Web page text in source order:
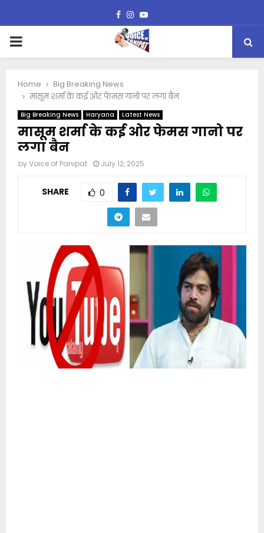
Facebook
Instagram
Youtube
PRIMARY
Home
Big Breaking News
मासूम शर्मा के कई ओर फेमस गानो पर लगा बैन
Big Breaking News Haryana Latest News
मासूम शर्मा के कई ओर फेमस गानो पर
लगा बैन
byVoice of Panipat July 12, 2025
SHARE 0